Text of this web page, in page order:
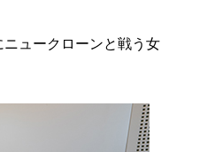
ュークローンと戦う女